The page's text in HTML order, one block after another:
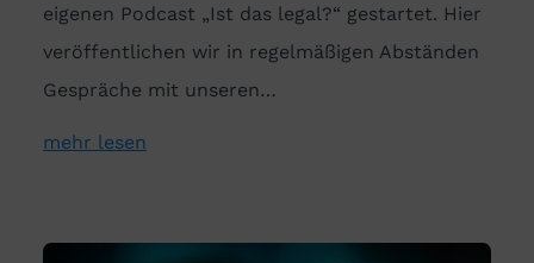
eigenen Podcast „Ist das legal?“ gestartet. Hier
veröffentlichen wir in regelmäßigen Abständen
Gespräche mit unseren…
mehr lesen